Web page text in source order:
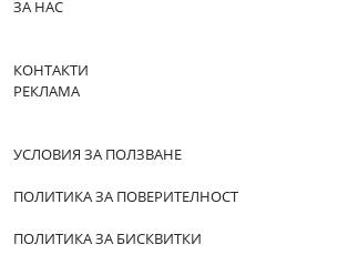
ЗА НАС
КОНТАКТИ
РЕКЛАМА
УСЛОВИЯ ЗА ПОЛЗВАНЕ
ПОЛИТИКА ЗА ПОВЕРИТЕЛНОСТ
ПОЛИТИКА ЗА БИСКВИТКИ